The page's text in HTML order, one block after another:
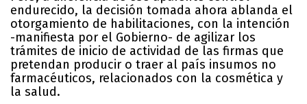
endurecido, la decisión tomada ahora ablanda el
otorgamiento de habilitaciones, con la intención
-manifiesta por el Gobierno- de agilizar los
trámites de inicio de actividad de las firmas que
pretendan producir o traer al país insumos no
farmacéuticos, relacionados con la cosmética y
la salud.